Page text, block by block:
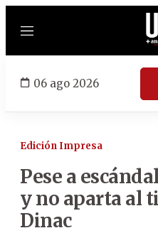
Menú
06 ago 2026
Edición Impresa
Pese a
y no aparta al
Dinac